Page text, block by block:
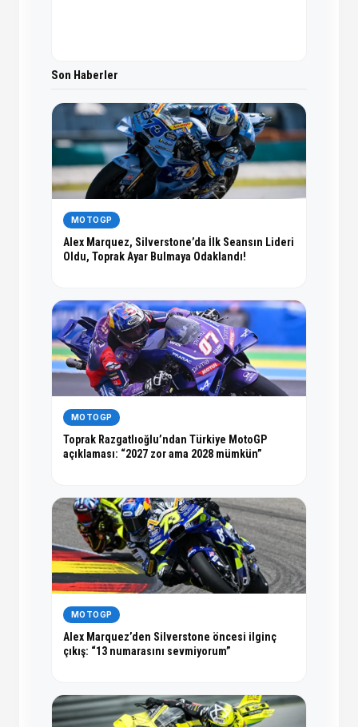
Son Haberler
MOTOGP
Alex Marquez, Silverstone’da İlk Seansın Lideri
Oldu, Toprak Ayar Bulmaya Odaklandı!
MOTOGP
Toprak Razgatlıoğlu’ndan Türkiye MotoGP
açıklaması: “2027 zor ama 2028 mümkün”
MOTOGP
Alex Marquez’den Silverstone öncesi ilginç
çıkış: “13 numarasını sevmiyorum”